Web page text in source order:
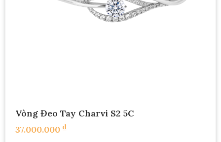
Vòng Đeo Tay Charvi S2 5C
37.000.000 ₫